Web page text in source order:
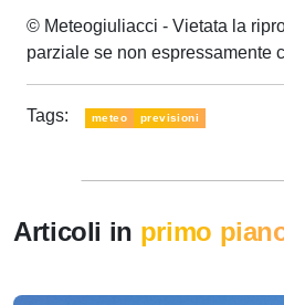
© Meteogiuliacci - Vietata la
parziale se non espressamente
Tags: meteo previsioni
Articoli in primo